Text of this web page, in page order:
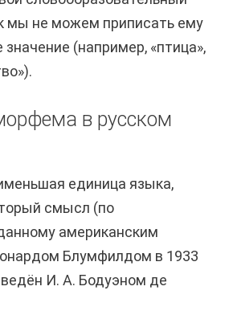
мы не можем приписать ему
(например, «птица»,
в русском
единица языка,
смысл (по
американским
Блумфилдом в 1933
И. А. Бодуэном де